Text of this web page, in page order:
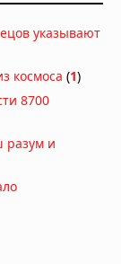
указывают
космоса (1)
8700
разум и